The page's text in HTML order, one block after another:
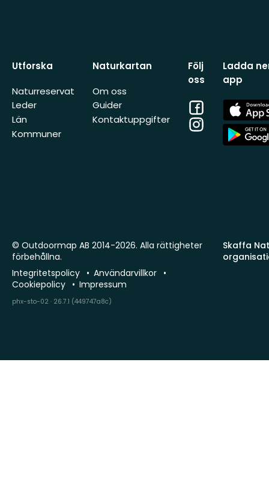
Utforska
Naturreservat
Leder
Län
Kommuner
Naturkartan
Om oss
Guider
Kontaktuppgifter
Följ
oss
Facebook
Instagram
Ladda
app
App
Store
App
Store
Skaffa
© Outdoormap AB 2014-2026. Alla rättigheter
förbehållna.
Integritetspolicy
Användarvillkor
Cookiepolicy
Impressum
phx-sto-02 · 26.7.1 (449747a8c)